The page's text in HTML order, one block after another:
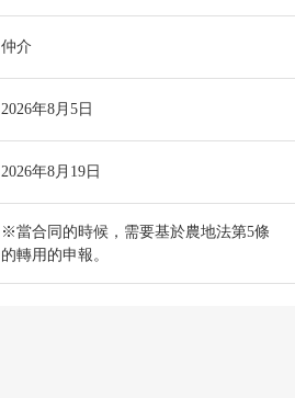
仲介
2026年8月5日
2026年8月19日
※當合同的時候，需要基於農地法第5條
的轉用的申報。